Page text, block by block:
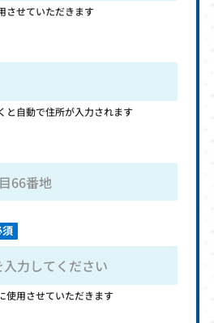
させていただきます
と自動で住所が入力されます
使用させていただきます